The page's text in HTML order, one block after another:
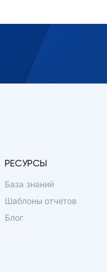
РЕСУРСЫ
База знаний
Шаблоны отчетов
Блог